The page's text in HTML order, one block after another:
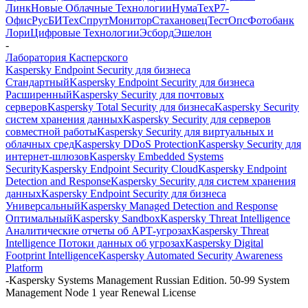
ЛинкНовые Облачные ТехнологииНумаТехР7-
ОфисРусБИТехСпрутМониторСтахановецТестОпсФотобанк
ЛориЦифровые ТехнологииЭсбордЭшелон
-
Лаборатория Касперского
Kaspersky Endpoint Security для бизнеса
СтандартныйKaspersky Endpoint Security для бизнеса
РасширенныйKaspersky Security для почтовых
серверовKaspersky Total Security для бизнесаKaspersky Security
систем хранения данныхKaspersky Security для серверов
совместной работыKaspersky Security для виртуальных и
облачных средKaspersky DDoS ProtectionKaspersky Security для
интернет-шлюзовKaspersky Embedded Systems
SecurityKaspersky Endpoint Security CloudKaspersky Endpoint
Detection and ResponseKaspersky Security для систем хранения
данныхKaspersky Endpoint Security для бизнеса
УниверсальныйKaspersky Managed Detection and Response
ОптимальныйKaspersky SandboxKaspersky Threat Intelligence
Аналитические отчеты об АРТ-угрозахKaspersky Threat
Intelligence Потоки данных об угрозахKaspersky Digital
Footprint IntelligenceKaspersky Automated Security Awareness
Platform
-Kaspersky Systems Management Russian Edition. 50-99 System
Management Node 1 year Renewal License